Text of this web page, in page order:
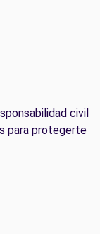
civil
para protegerte